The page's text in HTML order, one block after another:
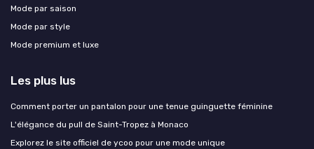
Mode par saison
Mode par style
Mode premium et luxe
Les plus lus
Comment porter un pantalon pour une tenue guinguette féminine
L'élégance du pull de Saint-Tropez à Monaco
Explorez le site officiel de ycoo pour une mode unique